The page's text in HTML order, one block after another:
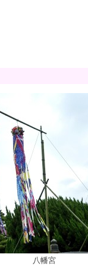
八幡宮